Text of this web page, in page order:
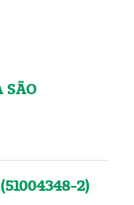
SÃO
2)